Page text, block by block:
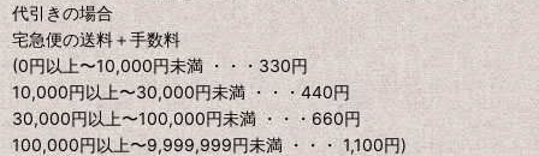
代引きの場合
宅急便の送料＋手数料
(0円以上〜10,000円未満 ・・・330円
10,000円以上〜30,000円未満 ・・・440円
30,000円以上〜100,000円未満 ・・・660円
100,000円以上〜9,999,999円未満 ・・・ 1,100円)